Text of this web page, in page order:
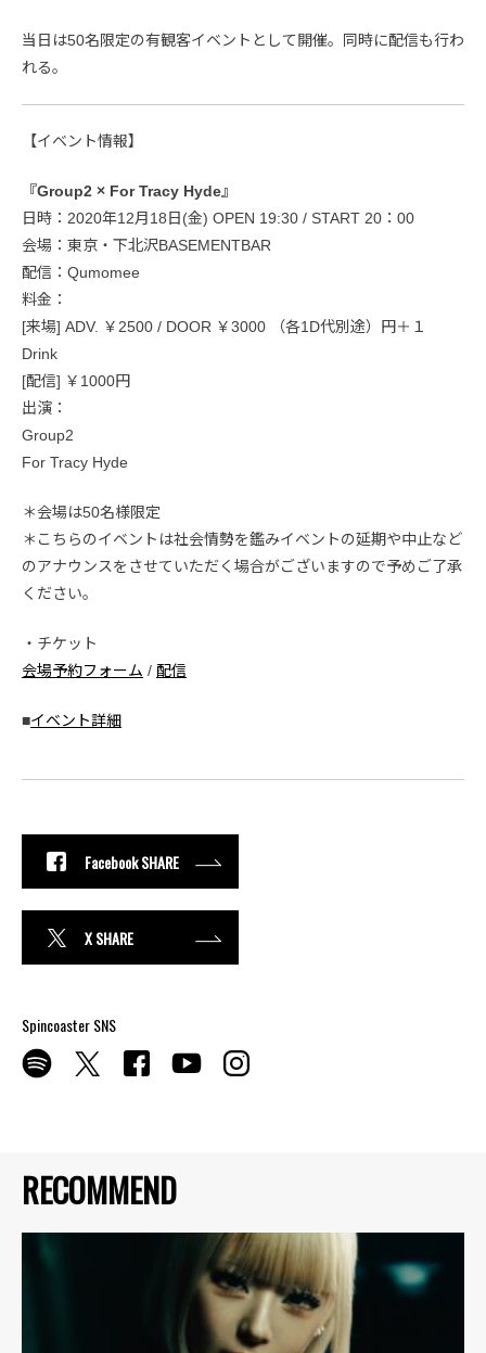
RECOMMEND
当日は50名限定の有観客イベントとして開催。同時に配信も行わ
れる。
【イベント情報】
『Group2 × For Tracy Hyde』
日時：2020年12月18日(金) OPEN 19:30 / START 20：00
会場：東京・下北沢BASEMENTBAR
配信：Qumomee
料金：
[来場] ADV. ￥2500 / DOOR ￥3000 （各1D代別途）円＋１
Drink
[配信] ￥1000円
出演：
Group2
For Tracy Hyde
＊会場は50名様限定
＊こちらのイベントは社会情勢を鑑みイベントの延期や中止など
のアナウンスをさせていただく場合がございますので予めご了承
ください。
・チケット
会場予約フォーム / 配信
■イベント詳細
Facebook SHARE
X SHARE
Spincoaster SNS